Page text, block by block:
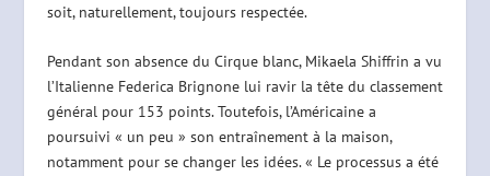
soit, naturellement, toujours respectée.
Pendant son absence du Cirque blanc, Mikaela Shiffrin a vu
l’Italienne Federica Brignone lui ravir la tête du classement
général pour 153 points. Toutefois, l’Américaine a
poursuivi « un peu » son entraînement à la maison,
notamment pour se changer les idées. « Le processus a été